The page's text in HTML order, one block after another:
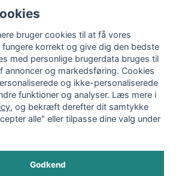
Handelsbetingelser
Persondatapolitik
Cookies
bruger cookies til at få vores
fungere korrekt og give dig den bedste
med personlige brugerdata bruges til
annoncer og markedsføring. Cookies
og ikke-personaliserede
funktioner og analyser. Læs mere i
, og bekræft derefter dit samtykke
alle" eller tilpasse dine valg under
Godkend